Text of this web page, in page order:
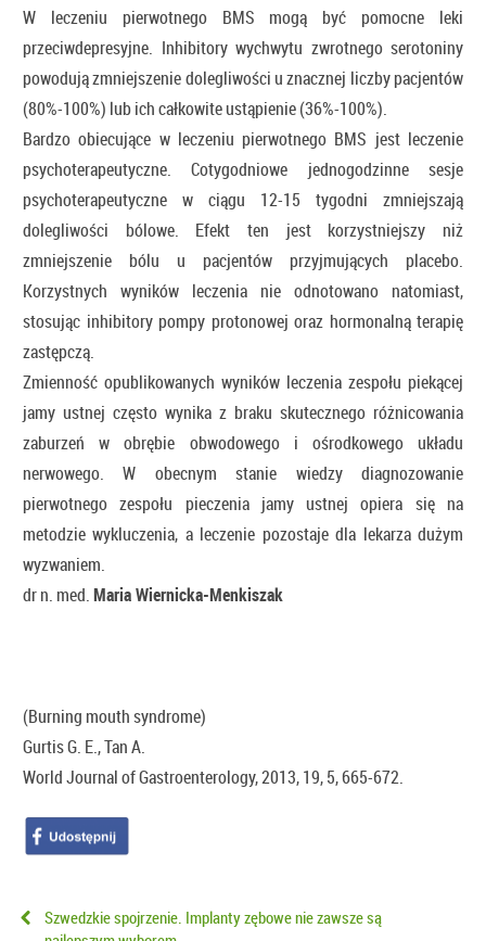
W leczeniu pierwotnego BMS mogą być pomocne leki
przeciwdepresyjne. Inhibitory wychwytu zwrotnego serotoniny
powodują zmniejszenie dolegliwości u znacznej liczby pacjentów
(80%-100%) lub ich całkowite ustąpienie (36%-100%).
Bardzo obiecujące w leczeniu pierwotnego BMS jest leczenie
psychoterapeutyczne. Cotygodniowe jednogodzinne sesje
psychoterapeutyczne w ciągu 12-15 tygodni zmniejszają
dolegliwości bólowe. Efekt ten jest korzystniejszy niż
zmniejszenie bólu u pacjentów przyjmujących placebo.
Korzystnych wyników leczenia nie odnotowano natomiast,
stosując inhibitory pompy protonowej oraz hormonalną terapię
zastępczą.
Zmienność opublikowanych wyników leczenia zespołu piekącej
jamy ustnej często wynika z braku skutecznego różnicowania
zaburzeń w obrębie obwodowego i ośrodkowego układu
nerwowego. W obecnym stanie wiedzy diagnozowanie
pierwotnego zespołu pieczenia jamy ustnej opiera się na
metodzie wykluczenia, a leczenie pozostaje dla lekarza dużym
wyzwaniem.
dr n. med.Maria Wiernicka-Menkiszak
(Burning mouth syndrome)
Gurtis G. E., Tan A.
World Journal of Gastroenterology, 2013, 19, 5, 665-672.
Szwedzkie spojrzenie. Implanty zębowe nie zawsze są